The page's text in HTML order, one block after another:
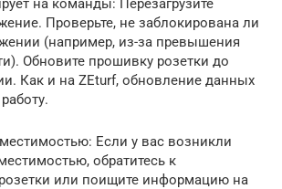
на команды: Перезагрузите
Проверьте, не заблокирована ли
(например, из-за превышения
Обновите прошивку розетки до
Как и на ZEturf, обновление данных
Если у вас возникли
обратитесь к
или поищите информацию на